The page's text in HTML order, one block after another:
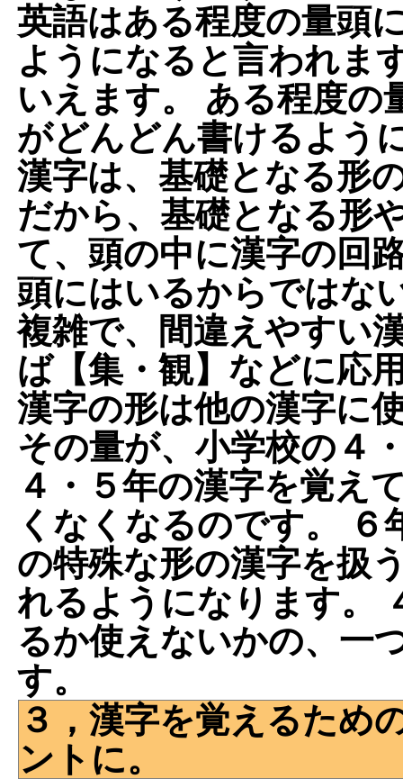
英語はある程度の量頭
ようになると言われま
いえます。 ある程度の
がどんどん書けるよう
漢字は、基礎となる形
だから、基礎となる形
て、頭の中に漢字の回
頭にはいるからではな
複雑で、間違えやすい
ば【集・観】などに応
漢字の形は他の漢字に
その量が、小学校の４
４・５年の漢字を覚え
くなくなるのです。
の特殊な形の漢字を扱
れるようになります。
るか使えないかの、一
す。
３，漢字を覚えるため
ントに。